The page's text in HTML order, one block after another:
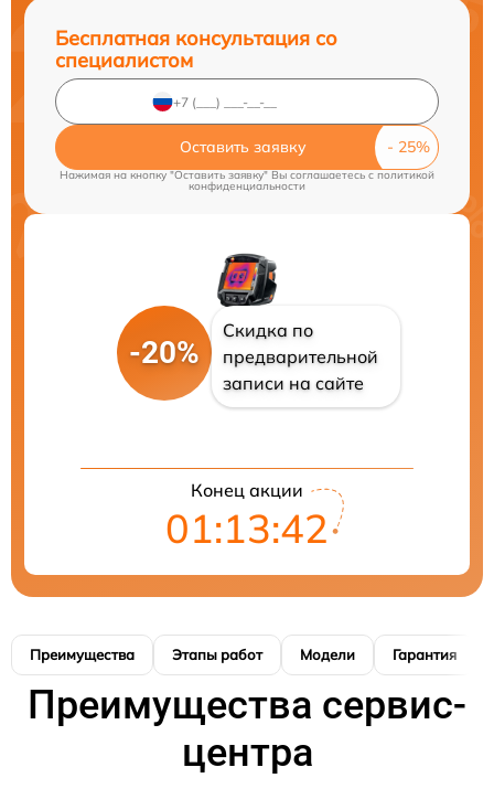
Бесплатная консультация со
специалистом
Оставить заявку
Нажимая на кнопку "Оставить заявку" Вы соглашаетесь cполитикой
конфиденциальности
-20%
Скидка по
предварительной
записи на сайте
Конец акции
01:13:41
Преимущества Этапы работ Модели Гарантия
Преимущества сервис-
центра